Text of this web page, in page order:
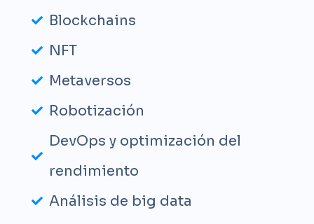
Blockchains
NFT
Metaversos
Robotización
DevOps y optimización del
rendimiento
Análisis de big data